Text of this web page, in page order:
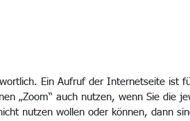
Ein Aufruf der Internetseite ist
„Zoom“ auch nutzen, wenn Sie die
nutzen wollen oder können, dann